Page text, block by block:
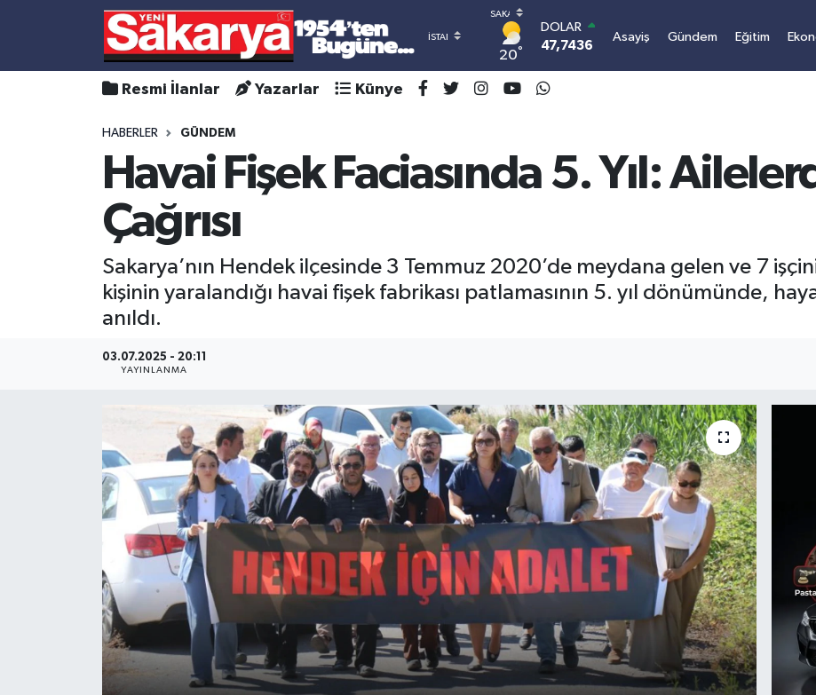
20°
DOLAR
47,7436
55,2510
6660.55
0.03
BİST100
Asayiş Gündem Eğitim
Resmi İlanlar Yazarlar Künye
HABERLER GÜNDEM
Havai Fişek Faciasında 5. Yıl:
Çağrısı
Sakarya’nın Hendek ilçesinde 3 Temmuz 2020’de meydana gelen ve 7
kişinin yaralandığı havai fişek fabrikası patlamasının 5. yıl dönümünde,
anıldı.
03.07.2025 - 20:11
YAYINLANMA